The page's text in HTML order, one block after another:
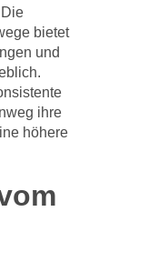
bietet
und
ihre
höhere